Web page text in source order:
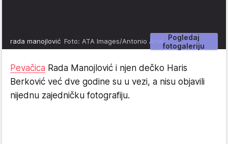
Pogledaj
fotogaleriju
rada manojlović Foto: ATA Images/Antonio Ahel
Pevačica Rada Manojlović i njen dečko Haris
Berković već dve godine su u vezi, a nisu objavili
nijednu zajedničku fotografiju.